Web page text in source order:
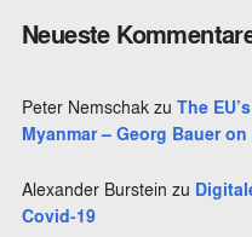
n
Neueste
Peter Nemschak zu The
Myanmar – Georg Bauer
Alexander Burstein zu
Covid-19